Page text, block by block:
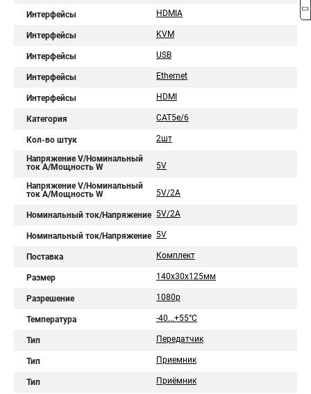
Интерфейсы HDMIA
Интерфейсы KVM
Интерфейсы USB
Интерфейсы Ethernet
Интерфейсы HDMI
Категория CAT5e/6
Кол-во штук 2шт
Напряжение V/Номинальный
ток A/Мощность W
5V
Напряжение V/Номинальный
ток A/Мощность W
5V/2A
Номинальный ток/Напряжение 5V/2A
Номинальный ток/Напряжение 5V
Поставка Комплект
Размер 140x30x125мм
Разрешение 1080p
Температура -40...+55°С
Тип Передатчик
Тип Приемник
Тип Приёмник